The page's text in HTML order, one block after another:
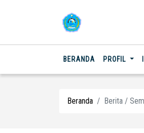
BERANDA (CURRENT)
PROFIL
Beranda Berita /